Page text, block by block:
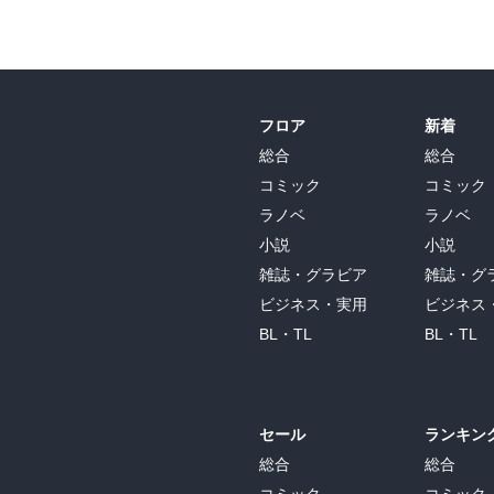
フロア
総合
コミック
ラノベ
小説
雑誌・グラビア
ビジネス・実用
BL・TL
セール
総合
新着
総合
コミック
ラノベ
小説
雑誌・グ
ビジネス
BL・TL
ランキン
総合